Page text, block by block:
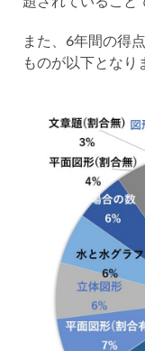
また、6年間の得
ものが以下となり